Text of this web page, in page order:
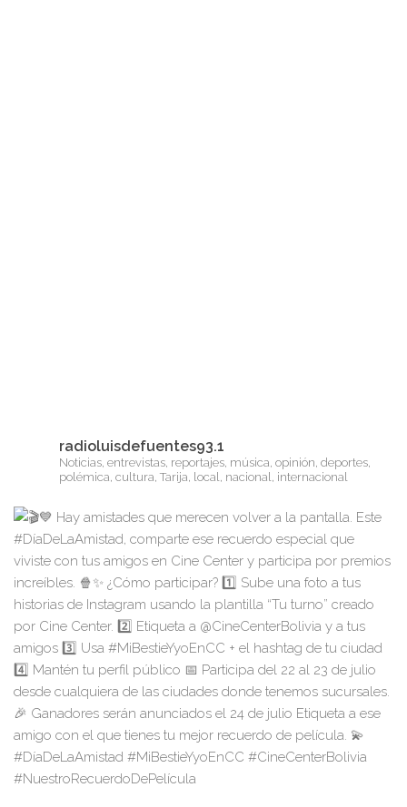
radioluisdefuentes93.1
Noticias, entrevistas, reportajes, música, opinión, deportes,
polémica, cultura, Tarija, local, nacional, internacional